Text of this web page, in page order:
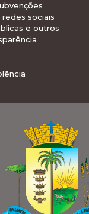
sociais
e outros